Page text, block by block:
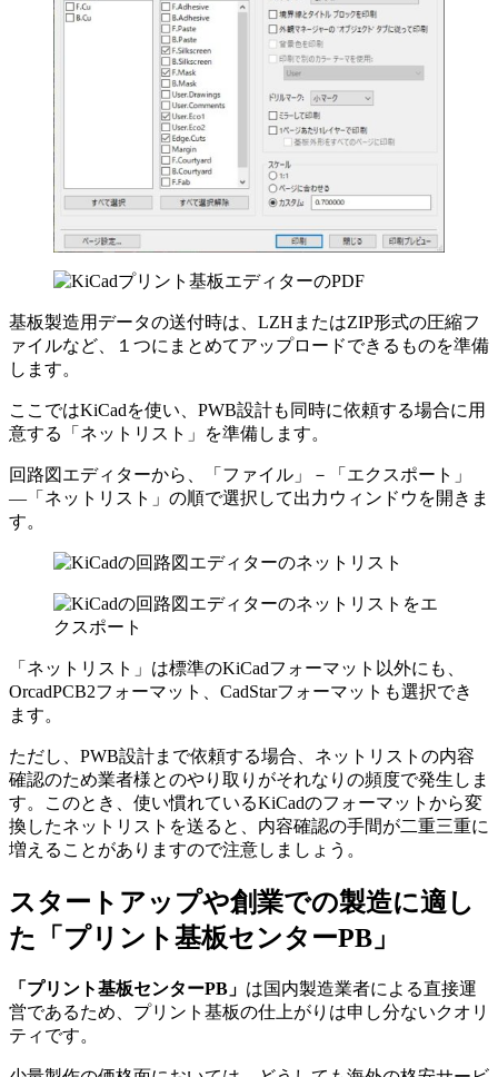
基板製造用データの送付時は、LZHまたはZIP形式の圧縮フ
ァイルなど、１つにまとめてアップロードできるものを準備
します。
ここではKiCadを使い、PWB設計も同時に依頼する場合に用
意する「ネットリスト」を準備します。
回路図エディターから、
「ファイル」－「エクスポート」
―「ネットリスト」 の順で選択して出力ウィンドウを開きま
す。
「ネットリスト」は標準のKiCadフォーマット以外にも、
OrcadPCB2フォーマット、CadStarフォーマットも選択でき
ます。
ただし、PWB設計まで依頼する場合、ネットリストの内容
確認のため業者様とのやり取りがそれなりの頻度で発生しま
す。このとき、使い慣れているKiCadのフォーマットから変
換したネットリストを送ると、内容確認の手間が二重三重に
増えることがありますので注意しましょう。
スタートアップや創業での製造に適し
た「プリント基板センターPB」
「プリント基板センターPB」 は国内製造業者による直接運
営であるため、プリント基板の仕上がりは申し分ないクオリ
ティ です。